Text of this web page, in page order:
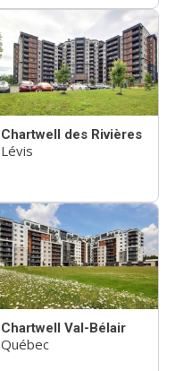
Chartwell des Rivières
Lévis
Chartwell Val-Bélair
Québec